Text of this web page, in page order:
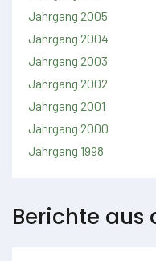
Jahrgang 2005
Jahrgang 2004
Jahrgang 2003
Jahrgang 2002
Jahrgang 2001
Jahrgang 2000
Jahrgang 1998
Berichte aus